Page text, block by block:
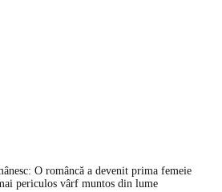
O româncă a devenit prima femeie
periculos vârf muntos din lume